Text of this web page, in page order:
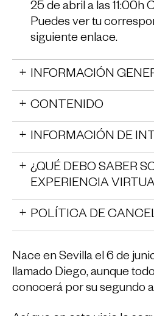
25 de abril a las 11:00h
Puedes ver tu
siguiente enlace.
INFORMACIÓN
CONTENIDO
INFORMACIÓN DE
¿QUÉ DEBO SABER
EXPERIENCIA
POLÍTICA DE
Nace en Sevilla el 6 de
llamado Diego, aunque
conocerá por su segundo